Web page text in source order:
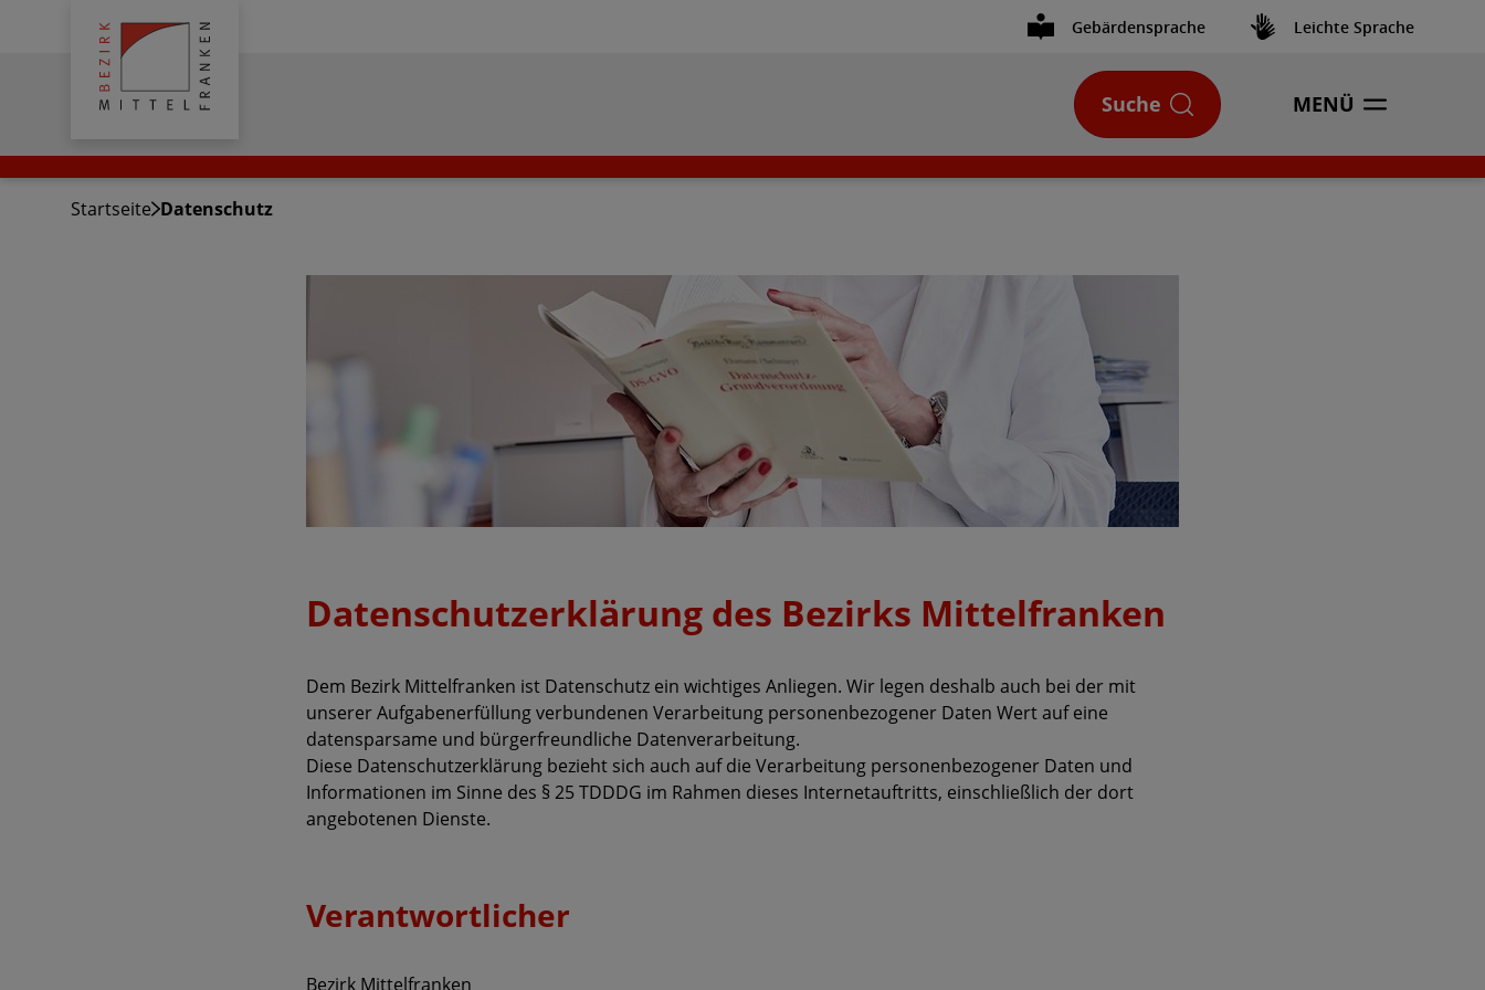
Bezirk
Mittelfranken
Gebärdensprache Leichte Sprache
Suche
MENÜ
Startseite Datenschutz
Datenschutz­­erklärung des Bezirks Mittelfranken
Dem Bezirk Mittelfranken ist Datenschutz ein wichtiges Anliegen. Wir legen deshalb auch bei der mit
unserer Aufgabenerfüllung verbundenen Verarbeitung personenbezogener Daten Wert auf eine
datensparsame und bürgerfreundliche Datenverarbeitung.
Diese Datenschutzerklärung bezieht sich auch auf die Verarbeitung personenbezogener Daten und
Informationen im Sinne des § 25 TDDDG im Rahmen dieses Internetauftritts, einschließlich der dort
angebotenen Dienste.
Verantwortlicher
Bezirk Mittelfranken